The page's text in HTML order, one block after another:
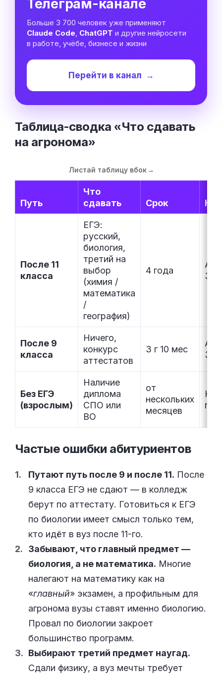
Телеграм-канале
Больше 3 700 человек уже применяют
Claude Code, ChatGPT и другие нейросети
в работе, учёбе, бизнесе и жизни
Перейти в канал →
Таблица-сводка «Что сдавать
на агронома»
Листай таблицу вбок→
Путь
Что
сдавать
Срок
После 11
класса
ЕГЭ:
русский,
биология,
третий на
выбор
(химия /
математика
/
география)
4 года
После 9
класса
Ничего,
конкурс
аттестатов
3 г 10 мес
Без ЕГЭ
(взрослым)
Наличие
диплома
СПО или
ВО
от
нескольких
месяцев
Частые ошибки абитуриентов
Путают путь после 9 и после 11. После
9 класса ЕГЭ не сдают — в колледж
берут по аттестату. Готовиться к ЕГЭ
по биологии имеет смысл только тем,
кто идёт в вуз после 11-го.
Забывают, что главный предмет —
биология, а не математика. Многие
налегают на математику как на
«главный» экзамен, а профильным для
агронома вузы ставят именно биологию.
Провал по биологии закроет
большинство программ.
Выбирают третий предмет наугад.
Сдали физику, а вуз мечты требует